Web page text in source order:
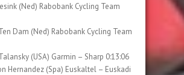
(Ned) Rabobank Cycling Team
Dam (Ned) Rabobank Cycling Team
(USA) Garmin – Sharp 0:13:06
Hernandez (Spa) Euskaltel – Euskadi